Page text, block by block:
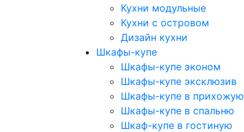
Кухни модульные
Кухни с островом
Дизайн кухни
Шкафы-купе
Шкафы-купе эконом
Шкафы-купе эксклюзив
Шкафы-купе в прихожую
Шкафы-купе в спальню
Шкаф-купе в гостиную